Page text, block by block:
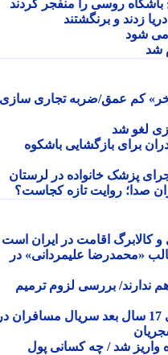
روسی را منفجر کردند
شود
کم عمق/ضربه تجاری سازی
شد
بازگشایی باشکوه
روایت تازه کجاست؟
اقامت در ایران است
علیمردانی» در
بررسی لزوم ترمیم
عکس| تغییر چهره سحر دولتشاهی 17 سال بعد سریال مسافران در
واریز شد / چه کسانی پول